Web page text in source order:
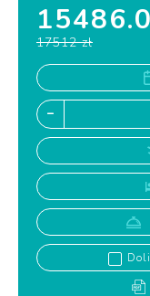
17512 zł